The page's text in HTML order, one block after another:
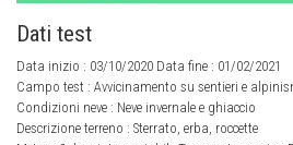
Dati test
Data inizio : 03/10/2020 Data fine : 01/02/2021
Campo test : Avvicinamento su sentieri e
Condizioni neve : Neve invernale e ghiaccio
Descrizione terreno : Sterrato, erba, roccette